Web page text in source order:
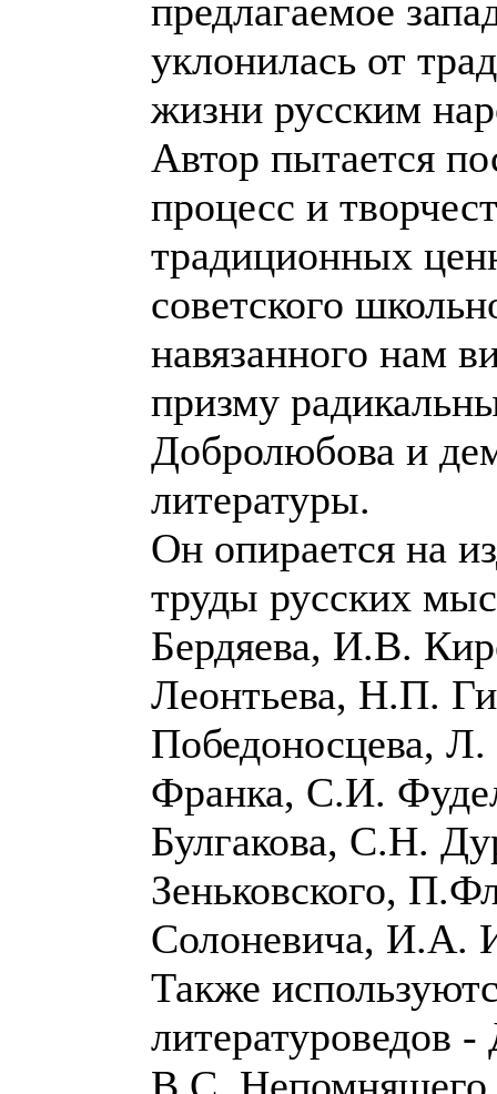
предлагаемое
уклонилась от
жизни русским
Автор пытается
процесс и
традиционных
советского
навязанного нам
призму
Добролюбова и
литературы.
Он опирается на
труды русских
Бердяева, И.В.
Леонтьева, Н.П.
Победоносцева,
Франка, С.И.
Булгакова, С.Н.
Зеньковского,
Солоневича, И.А.
Также